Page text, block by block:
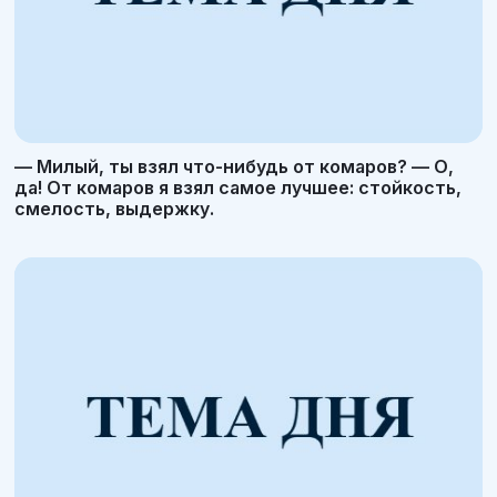
— Милый, ты взял что-нибудь от комаров? — О,
да! От комаров я взял самое лучшее: стойкость,
смелость, выдержку.